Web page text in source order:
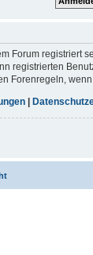
Forum registriert
registrierten
Forenregeln,